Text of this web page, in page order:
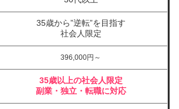
35歳から”逆転”を目指す
社会人限定
396,000円～
35歳以上の社会人限定
副業・独立・転職に対応